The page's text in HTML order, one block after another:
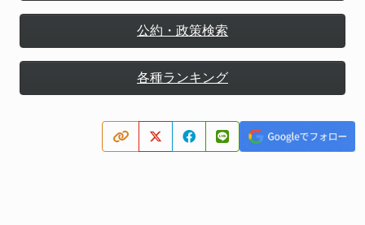
公約・政策検索
各種ランキング